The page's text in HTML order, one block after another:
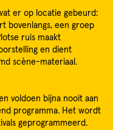
er op locatie gebeurd:
bovenlangs, een groep
ruis maakt
en dient
scène-materiaal.
voldoen bijna nooit aan
programma. Het wordt
geprogrammeerd.